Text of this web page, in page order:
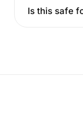
Is this safe